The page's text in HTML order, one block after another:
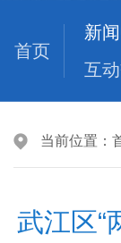
首页
新
互
当前位置：
武江区“